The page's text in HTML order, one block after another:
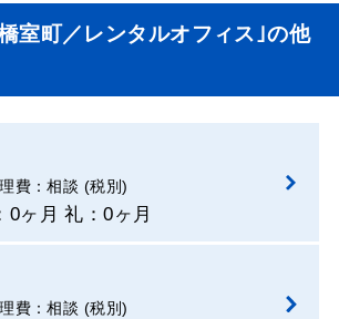
室町／レンタルオフィス｣の他
費：相談 (税別)
0ヶ月 礼：0ヶ月
費：相談 (税別)